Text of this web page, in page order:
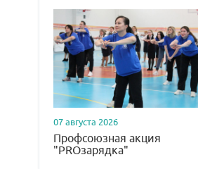
07 августа 2026
Профсоюзная акция
"PROзарядка"